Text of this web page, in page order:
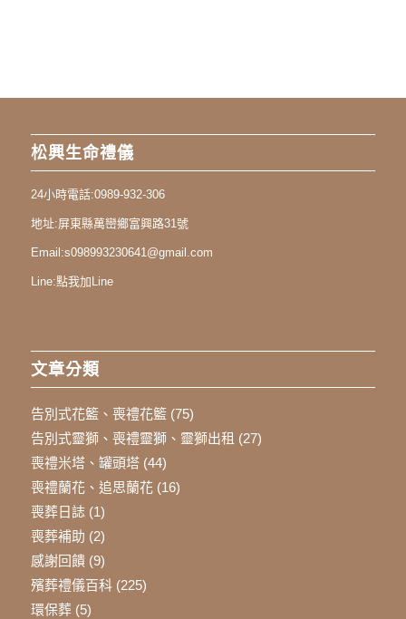
松興生命禮儀
24小時電話:0989-932-306
地址:屏東縣萬巒鄉富興路31號
Email:s098993230641@gmail.com
Line:點我加Line
文章分類
告別式花籃、喪禮花籃(75)
告別式靈獅、喪禮靈獅、靈獅出租 (27)
喪禮米塔、罐頭塔(44)
喪禮蘭花、追思蘭花(16)
喪葬日誌(1)
喪葬補助 (2)
感謝回饋(9)
殯葬禮儀百科(225)
環保葬(5)